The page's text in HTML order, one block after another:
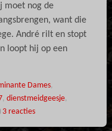
moet nog de
want die
André rilt en stopt
loopt hij op een
Dames,
, dienstmeidgeesje,
3 reacties